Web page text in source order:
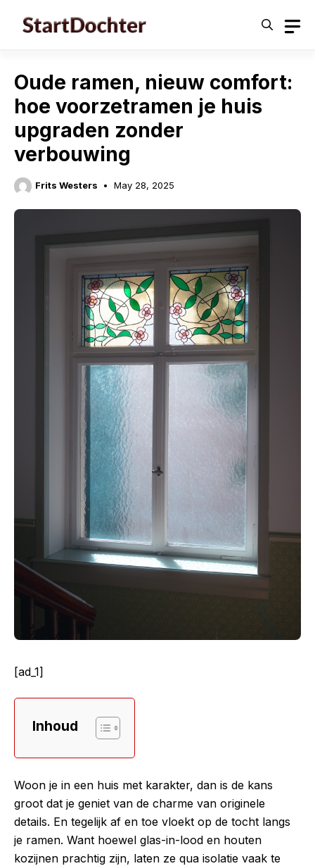
Oude ramen, nieuw comfort:
hoe voorzetramen je huis
upgraden zonder
verbouwing
Frits Westers May 28, 2025
[ad_1]
Inhoud
Woon je in een huis met karakter, dan is de kans
groot dat je geniet van de charme van originele
details. En tegelijk af en toe vloekt op de tocht langs
je ramen. Want hoewel glas-in-lood en houten
kozijnen prachtig zijn, laten ze qua isolatie vaak te